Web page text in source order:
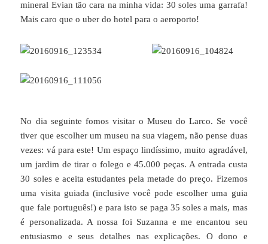
mineral Evian tão cara na minha vida: 30 soles uma garrafa!
Mais caro que o uber do hotel para o aeroporto!
No dia seguinte fomos visitar o Museu do Larco. Se você
tiver que escolher um museu na sua viagem, não pense duas
vezes: vá para este! Um espaço lindíssimo, muito agradável,
um jardim de tirar o folego e 45.000 peças. A entrada custa
30 soles e aceita estudantes pela metade do preço. Fizemos
uma visita guiada (inclusive você pode escolher uma guia
que fale português!) e para isto se paga 35 soles a mais, mas
é personalizada. A nossa foi Suzanna e me encantou seu
entusiasmo e seus detalhes nas explicações. O dono e